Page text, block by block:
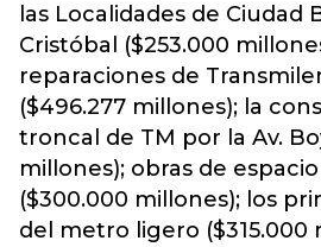
las Localidades de Ciudad
Cristóbal ($253.000
reparaciones de
($496.277 millones); la
troncal de TM por la Av.
millones); obras de
($300.000 millones); los
del metro ligero ($315.000